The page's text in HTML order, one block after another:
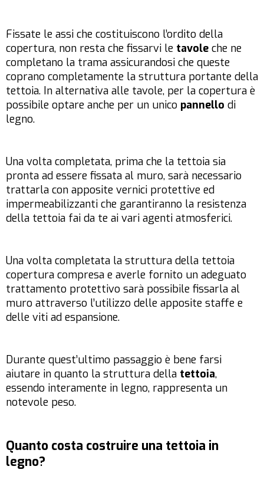
Fissate le assi che costituiscono l’ordito della
copertura, non resta che fissarvi le tavole che ne
completano la trama assicurandosi che queste
coprano completamente la struttura portante della
tettoia. In alternativa alle tavole, per la copertura è
possibile optare anche per un unico pannello di
legno.
Una volta completata, prima che la tettoia sia
pronta ad essere fissata al muro, sarà necessario
trattarla con apposite vernici protettive ed
impermeabilizzanti che garantiranno la resistenza
della tettoia fai da te ai vari agenti atmosferici.
Una volta completata la struttura della tettoia
copertura compresa e averle fornito un adeguato
trattamento protettivo sarà possibile fissarla al
muro attraverso l’utilizzo delle apposite staffe e
delle viti ad espansione.
Durante quest’ultimo passaggio è bene farsi
aiutare in quanto la struttura della tettoia,
essendo interamente in legno, rappresenta un
notevole peso.
Quanto costa costruire una tettoia in
legno?